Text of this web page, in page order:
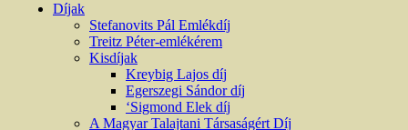
Díjak
Stefanovits Pál Emlékdíj
Treitz Péter-emlékérem
Kisdíjak
Kreybig Lajos díj
Egerszegi Sándor díj
‘Sigmond Elek díj
A Magyar Talajtani Társaságért Díj